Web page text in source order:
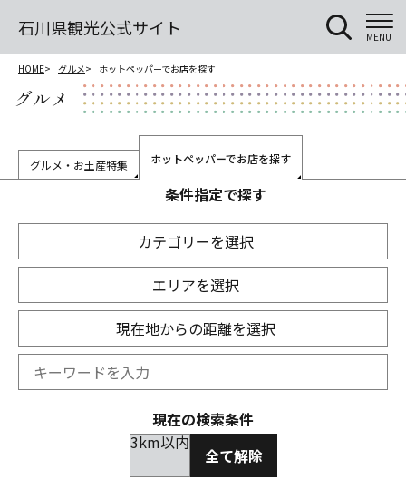
石川県観光公式サイト MENU
HOME グルメ ホットペッパーでお店を探す
グルメ
グルメ・お土産特集 ホットペッパーでお店を探す
条件指定で探す
カテゴリーを選択
エリアを選択
現在地からの距離を選択
現在の検索条件
3km以内
全て解除